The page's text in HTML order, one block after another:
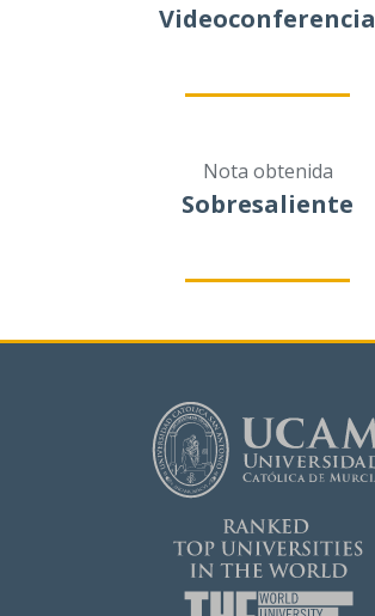
Videoconferencia
Nota obtenida
Sobresaliente